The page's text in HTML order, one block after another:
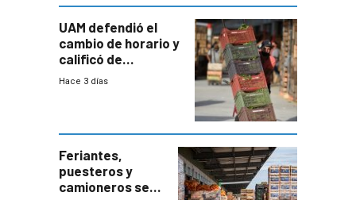
UAM defendió el
cambio de horario y
calificó de
“desproporcionado”
Hace 3 días
Feriantes,
puesteros y
camioneros se